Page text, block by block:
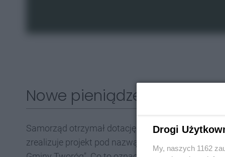
Nowe pieniądze na
Samorząd otrzymał dotację ze środków
zrealizuje projekt pod nazwą
Drogi
My, naszych 1162